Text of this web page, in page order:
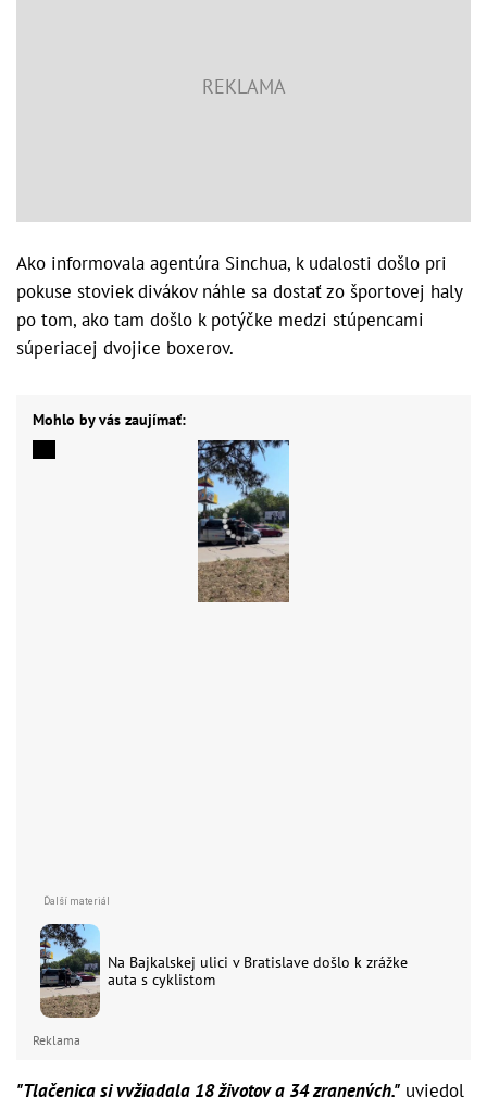
Ako informovala agentúra Sinchua, k udalosti došlo pri
pokuse stoviek divákov náhle sa dostať zo športovej haly
po tom, ako tam došlo k potýčke medzi stúpencami
súperiacej dvojice boxerov.
Mohlo by vás zaujímať:
Na Bajkalskej ulici v Bratislave došlo k zrážke
auta s cyklistom
Reklama
"Tlačenica si vyžiadala 18 životov a 34 zranených," uviedol